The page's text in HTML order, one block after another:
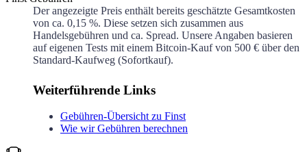
Der angezeigte Preis enthält bereits geschätzte Gesamtkosten
von ca. 0,15 %. Diese setzen sich zusammen aus
Handelsgebühren und ca. Spread. Unsere Angaben basieren
auf eigenen Tests mit einem Bitcoin-Kauf von 500 € über den
Standard-Kaufweg (Sofortkauf).
Weiterführende Links
Gebühren-Übersicht zu Finst
Wie wir Gebühren berechnen